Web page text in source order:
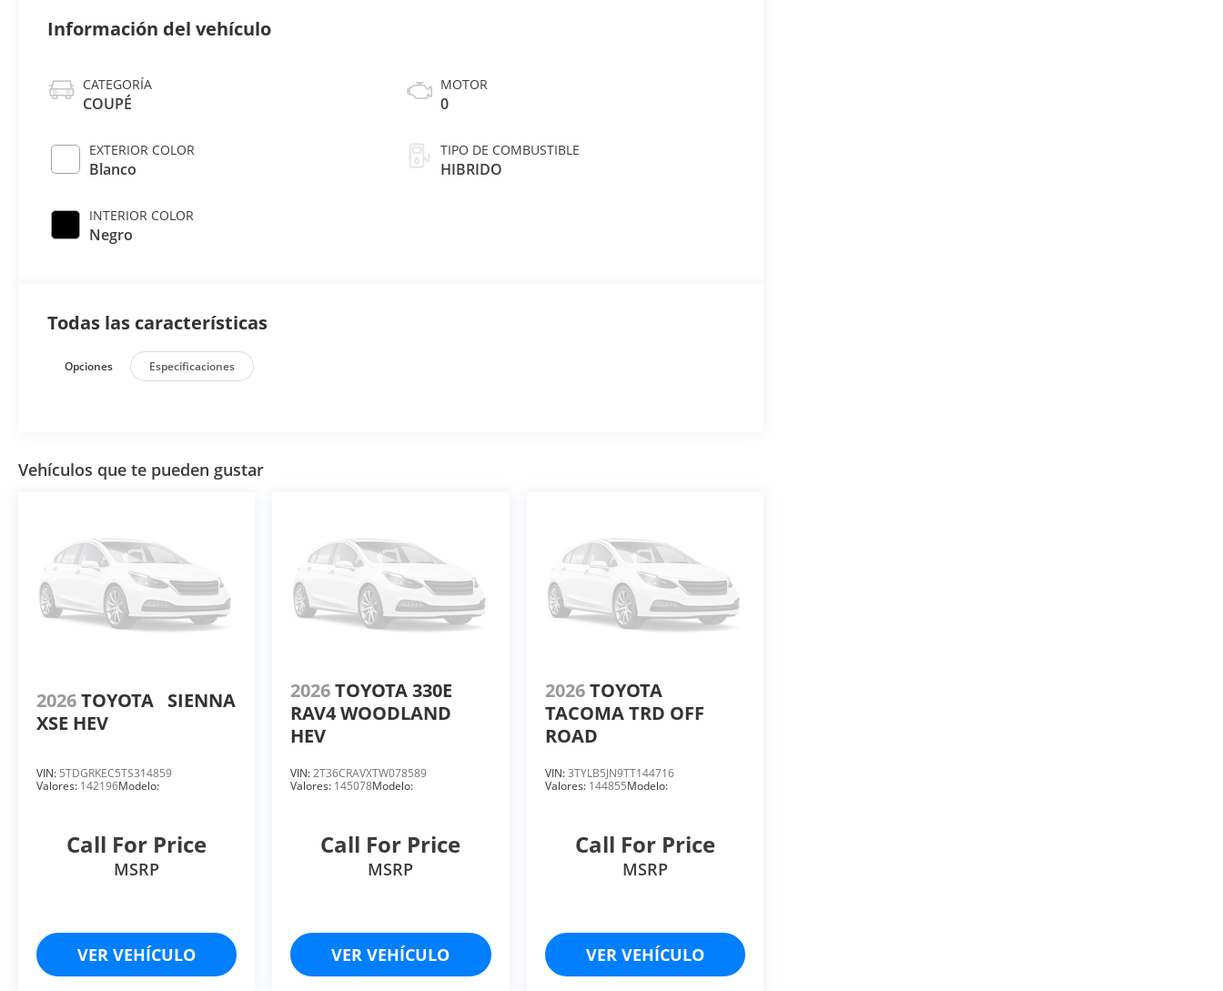
Información del vehículo
CATEGORÍA
COUPÉ
EXTERIOR COLOR
Blanco
INTERIOR COLOR
Negro
MOTOR
0
TIPO DE COMBUSTIBLE
HIBRIDO
Todas las características
Opciones Especificaciones
Vehículos que te pueden gustar
2026TOYOTA SIENNA
XSE HEV
VIN: 5TDGRKEC5TS314859
Valores: 142196Modelo:
Call For Price
MSRP
VER VEHÍCULO
2026TOYOTA 330E
RAV4 WOODLAND
HEV
VIN:2T36CRAVXTW078589
Valores: 145078Modelo:
Call For Price
MSRP
VER VEHÍCULO
2026TOYOTA
TACOMA TRD OFF
ROAD
VIN:3TYLB5JN9TT144716
Valores: 144855Modelo:
Call For Price
MSRP
VER VEHÍCULO